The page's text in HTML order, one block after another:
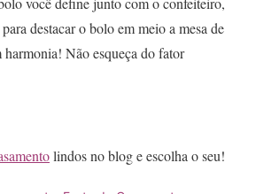
destacar o bolo em meio a mesa de
harmonia! Não esqueça do fator
lindos no blog e escolha o seu!